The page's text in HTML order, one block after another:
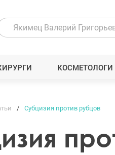
КОСМЕТОЛОГИ
Субцизия против рубцов